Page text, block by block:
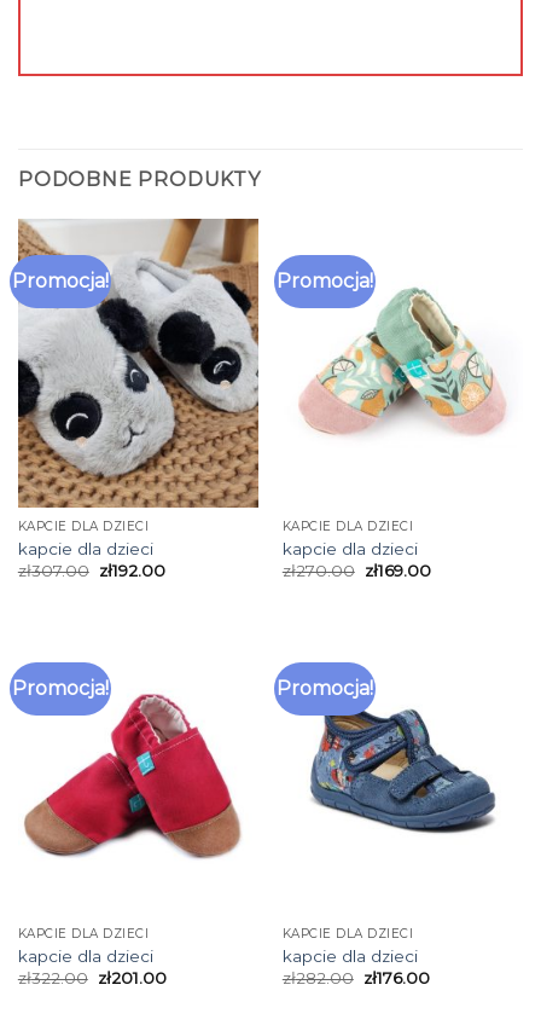
PODOBNE PRODUKTY
Promocja!
KAPCIE DLA DZIECI
kapcie dla dzieci
zł307.00 zł192.00
Promocja!
KAPCIE DLA DZIECI
kapcie dla dzieci
zł270.00 zł169.00
Promocja!
KAPCIE DLA DZIECI
kapcie dla dzieci
zł322.00 zł201.00
Promocja!
KAPCIE DLA DZIECI
kapcie dla dzieci
zł282.00 zł176.00